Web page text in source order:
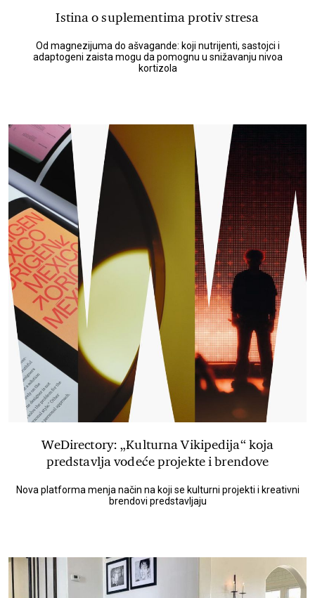
Istina o suplementima protiv stresa
Od magnezijuma do ašvagande: koji nutrijenti, sastojci i
adaptogeni zaista mogu da pomognu u snižavanju nivoa
kortizola
WeDirectory: „Kulturna Vikipedija“ koja
predstavlja vodeće projekte i brendove
Nova platforma menja način na koji se kulturni projekti i kreativni
brendovi predstavljaju